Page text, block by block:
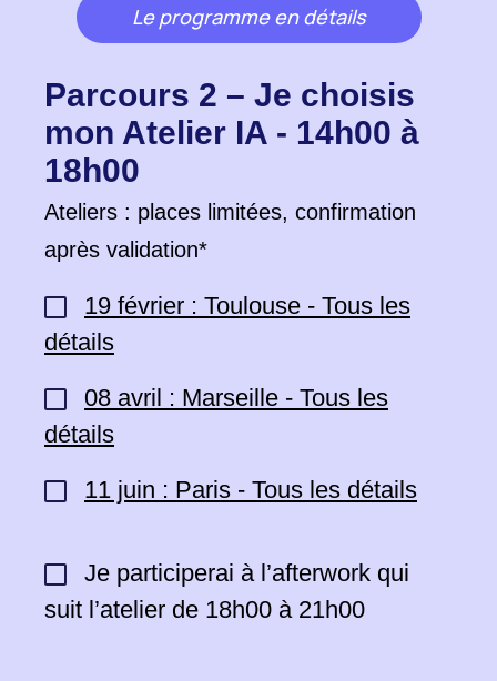
Le programme en détails
Parcours 2 – Je choisis
mon Atelier IA - 14h00 à
18h00
Ateliers : places limitées, confirmation
après validation*
19 février : Toulouse - Tous les
détails
08 avril : Marseille - Tous les
détails
11 juin : Paris - Tous les détails
Je participerai à l’afterwork qui
suit l’atelier de 18h00 à 21h00